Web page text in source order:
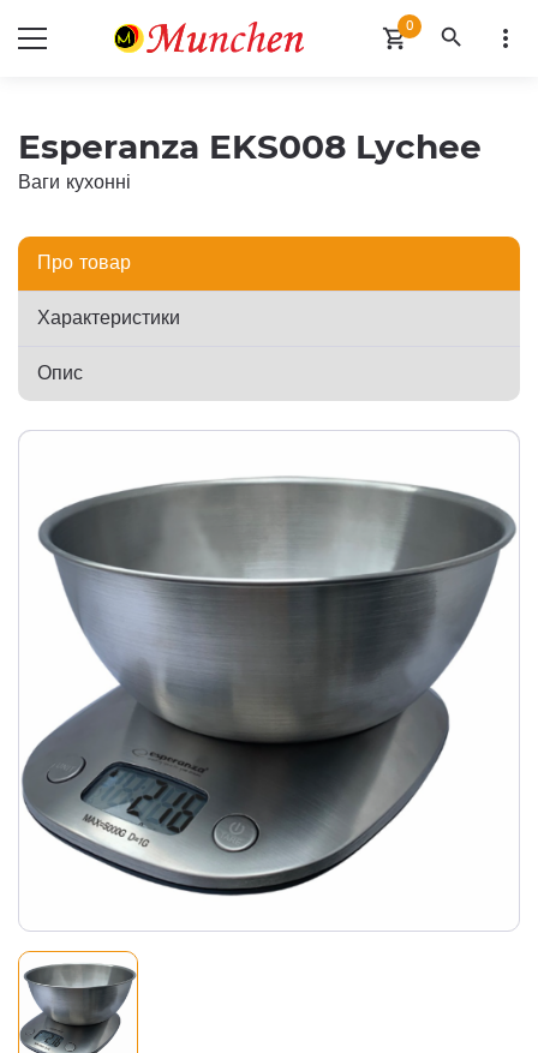
shopping_cart0 search more_vert
Esperanza EKS008 Lychee
Ваги кухонні
Про товар
Характеристики
Опис